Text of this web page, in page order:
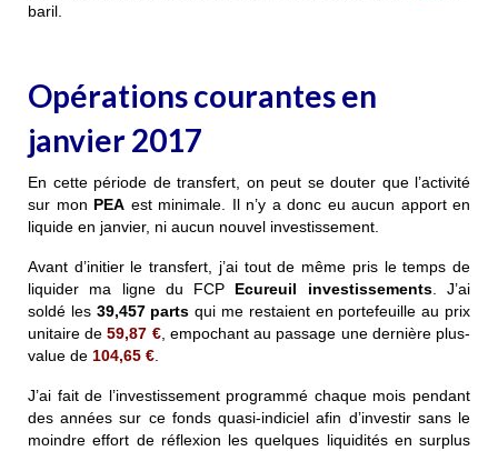
baril.
Opérations courantes en
janvier 2017
En cette période de transfert, on peut se douter que l’activité
sur mon PEA est minimale. Il n’y a donc eu aucun apport en
liquide en janvier, ni aucun nouvel investissement.
Avant d’initier le transfert, j’ai tout de même pris le temps de
liquider ma ligne du FCP Ecureuil investissements. J’ai
soldé les 39,457 parts qui me restaient en portefeuille au prix
unitaire de59,87 €, empochant au passage une dernière plus-
value de 104,65 €.
J’ai fait de l’investissement programmé chaque mois pendant
des années sur ce fonds quasi-indiciel afin d’investir sans le
moindre effort de réflexion les quelques liquidités en surplus